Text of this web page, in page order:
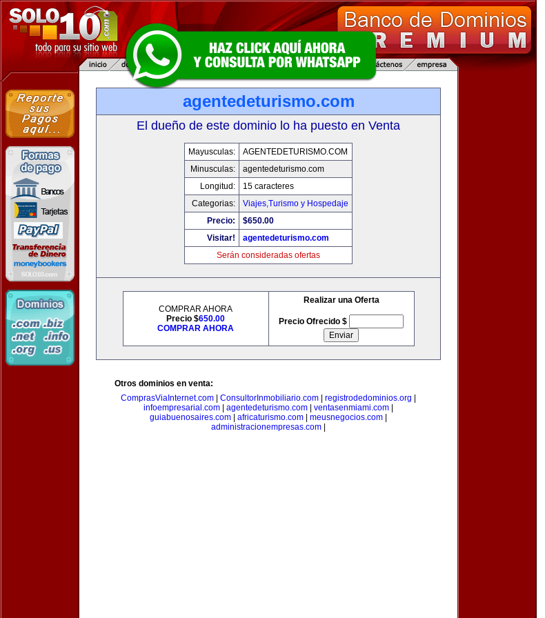
agentedeturismo.com
El dueño de este dominio lo ha puesto en Venta
Mayusculas:
AGENTEDETURISMO.COM
Minusculas:
agentedeturismo.com
Longitud:
15 caracteres
Categorias:
Viajes,Turismo y Hospedaje
Precio:
$650.00
Visitar!
agentedeturismo.com
Serán consideradas ofertas
COMPRAR AHORA
Precio $650.00
COMPRAR AHORA
Realizar una Oferta
Precio Ofrecido $
Otros dominios en venta:
ComprasViaInternet.com
ConsultorInmobiliario.com registrodedominios.org
infoempresarial.com
agentedeturismo.com ventasenmiami.com
guiabuenosaires.com
africaturismo.com meusnegocios.com
administracionempresas.com